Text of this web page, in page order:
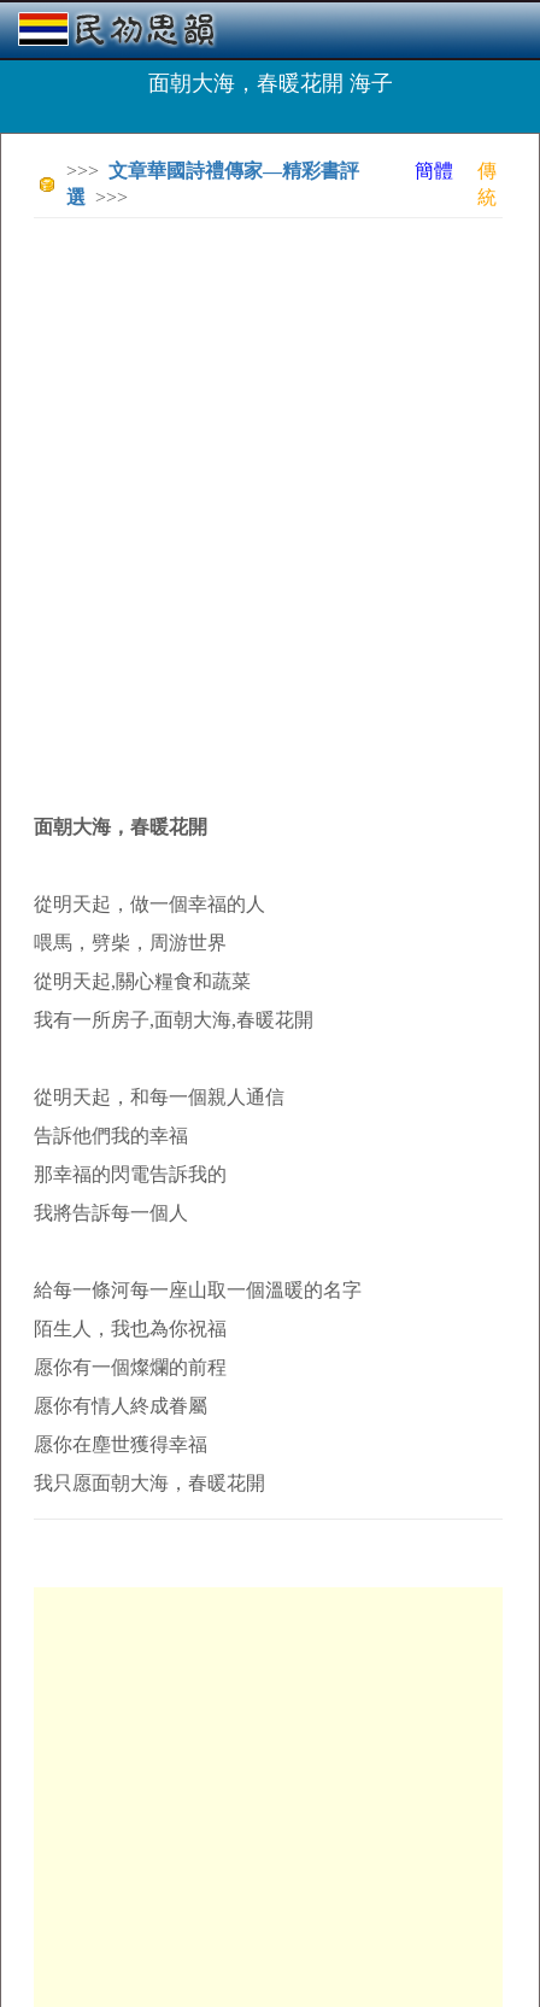
面朝大海，春暖花開 海子
>>> 文章華國詩禮傳家—精彩書評
選 >>>
簡體
傳
統
面朝大海，春暖花開
從明天起，做一個幸福的人
喂馬，劈柴，周游世界
從明天起,關心糧食和蔬菜
我有一所房子,面朝大海,春暖花開
從明天起，和每一個親人通信
告訴他們我的幸福
那幸福的閃電告訴我的
我將告訴每一個人
給每一條河每一座山取一個溫暖的名字
陌生人，我也為你祝福
愿你有一個燦爛的前程
愿你有情人終成眷屬
愿你在塵世獲得幸福
我只愿面朝大海，春暖花開